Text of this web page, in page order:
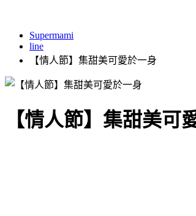
Supermami
line
【情人節】集甜美可愛於一身
【情人節】集甜美可